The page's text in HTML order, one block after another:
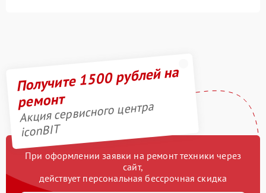
Получите 1500 рублей на
ремонт
Акция сервисного центра
iconBIT
При оформлении заявки на ремонт техники через
сайт,
действует персональная бессрочная скидка